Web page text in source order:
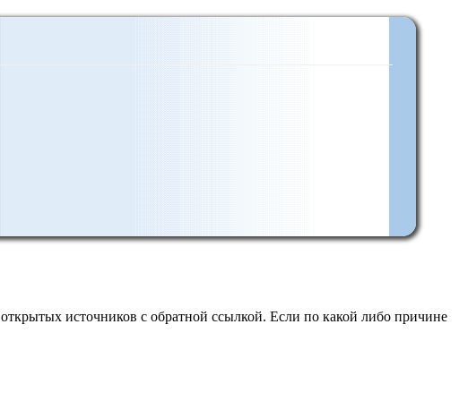
источников с обратной ссылкой. Если по какой либо причине